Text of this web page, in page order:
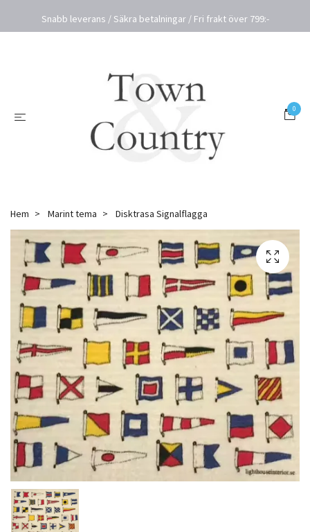
Snabb leverans / Säkra betalningar / Fri frakt över 799:-
0
Hem Marint tema Disktrasa Signalflagga